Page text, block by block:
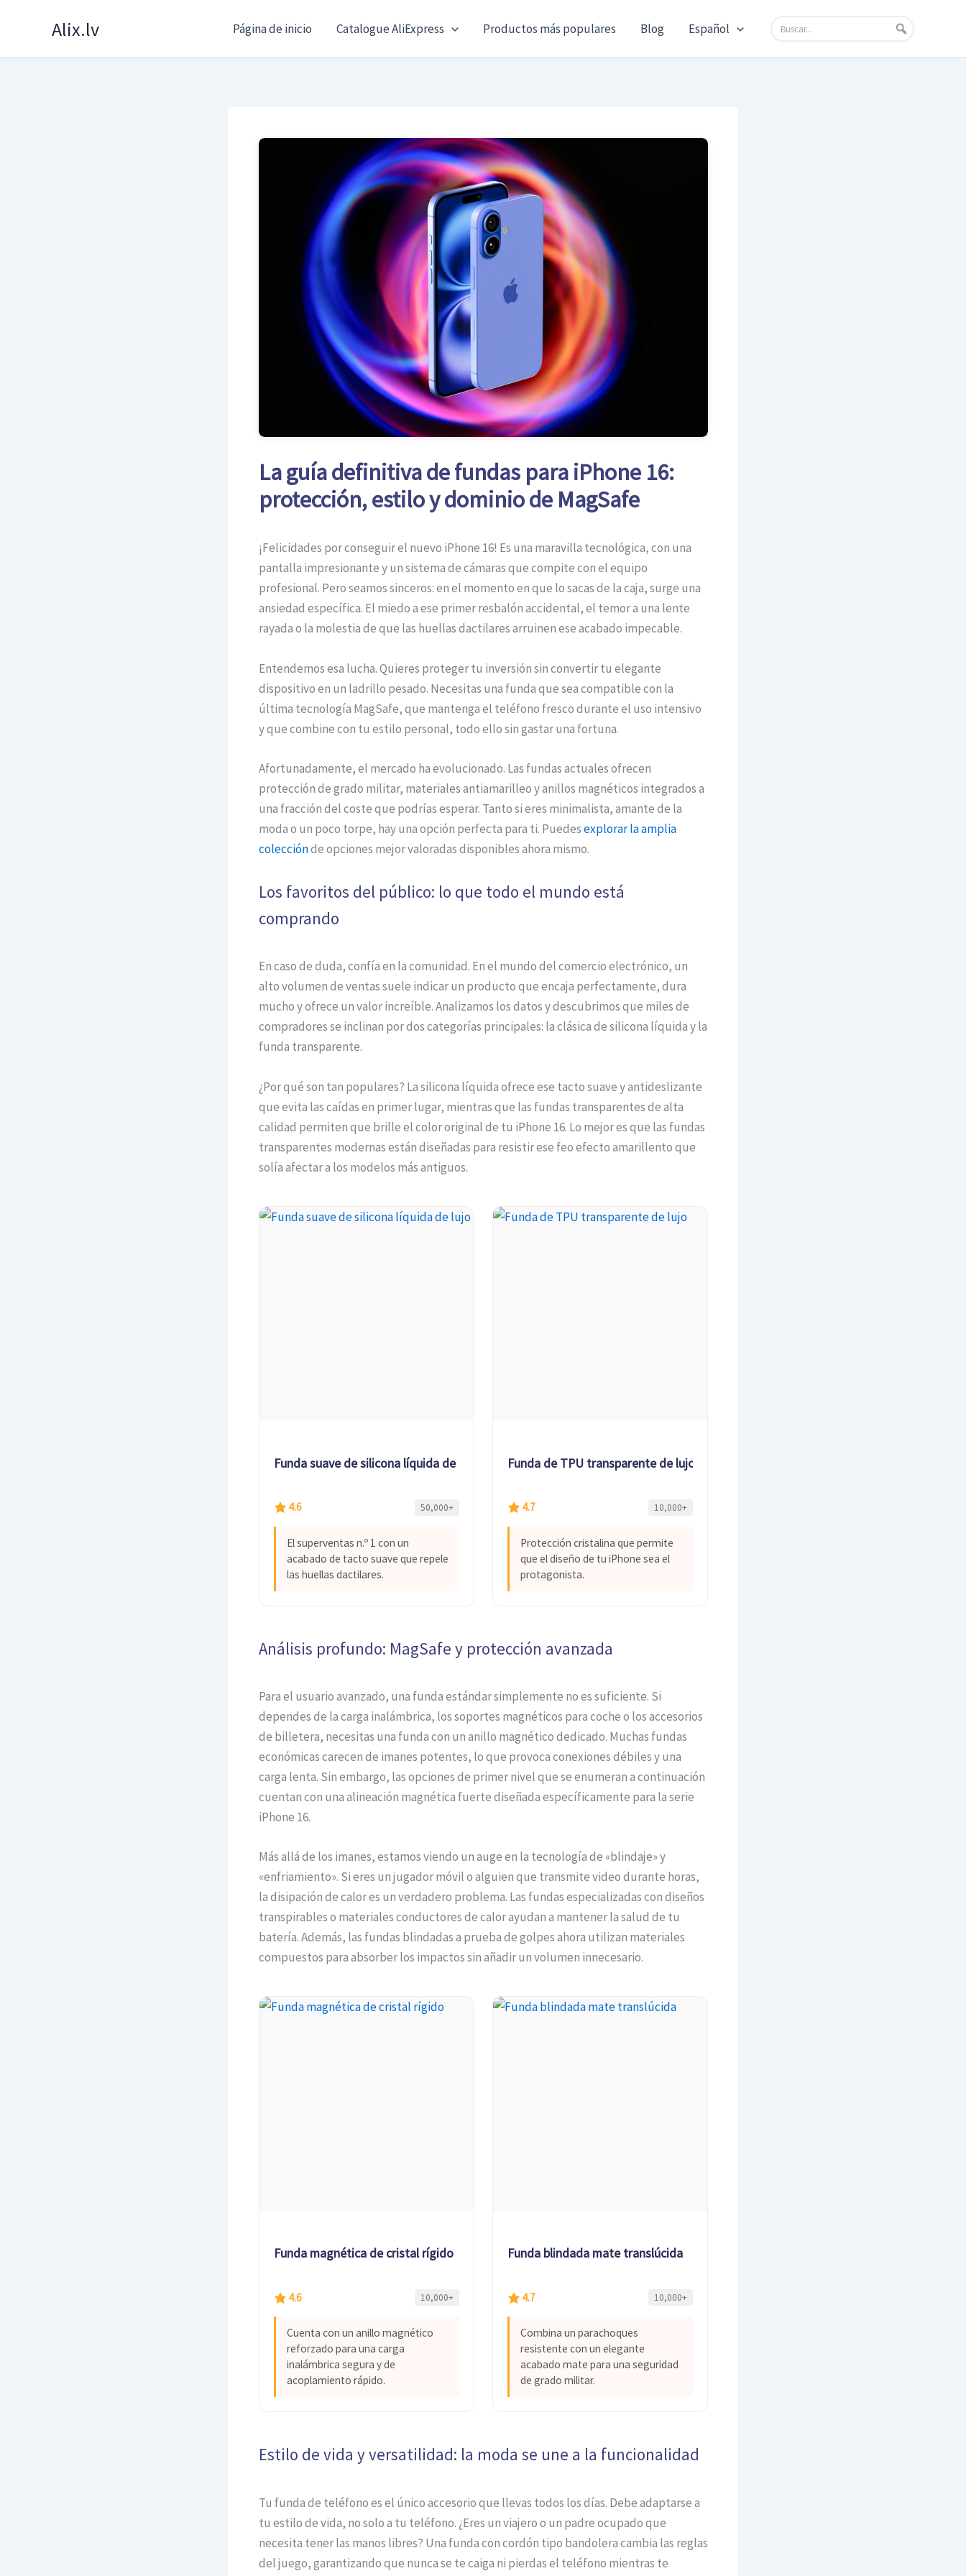
Alix.lv Página de inicio Catalogue AliExpress Productos más populares Blog Español
La guía definitiva de fundas para iPhone 16:
protección, estilo y dominio de MagSafe
¡Felicidades por conseguir el nuevo iPhone 16! Es una maravilla tecnológica, con una
pantalla impresionante y un sistema de cámaras que compite con el equipo
profesional. Pero seamos sinceros: en el momento en que lo sacas de la caja, surge una
ansiedad específica. El miedo a ese primer resbalón accidental, el temor a una lente
rayada o la molestia de que las huellas dactilares arruinen ese acabado impecable.
Entendemos esa lucha. Quieres proteger tu inversión sin convertir tu elegante
dispositivo en un ladrillo pesado. Necesitas una funda que sea compatible con la
última tecnología MagSafe, que mantenga el teléfono fresco durante el uso intensivo
y que combine con tu estilo personal, todo ello sin gastar una fortuna.
Afortunadamente, el mercado ha evolucionado. Las fundas actuales ofrecen
protección de grado militar, materiales antiamarilleo y anillos magnéticos integrados a
una fracción del coste que podrías esperar. Tanto si eres minimalista, amante de la
moda o un poco torpe, hay una opción perfecta para ti. Puedesexplorar la amplia
colecciónde opciones mejor valoradas disponibles ahora mismo.
Los favoritos del público: lo que todo el mundo está
comprando
En caso de duda, confía en la comunidad. En el mundo del comercio electrónico, un
alto volumen de ventas suele indicar un producto que encaja perfectamente, dura
mucho y ofrece un valor increíble. Analizamos los datos y descubrimos que miles de
compradores se inclinan por dos categorías principales: la clásica de silicona líquida y la
funda transparente.
¿Por qué son tan populares? La silicona líquida ofrece ese tacto suave y antideslizante
que evita las caídas en primer lugar, mientras que las fundas transparentes de alta
calidad permiten que brille el color original de tu iPhone 16. Lo mejor es que las fundas
transparentes modernas están diseñadas para resistir ese feo efecto amarillento que
solía afectar a los modelos más antiguos.
Funda suave de silicona líquida de lujo
4.6 50,000+
El superventas n.º 1 con un
acabado de tacto suave que repele
las huellas dactilares.
Funda de TPU transparente de lujo
4.7 10,000+
Protección cristalina que permite
que el diseño de tu iPhone sea el
protagonista.
Análisis profundo: MagSafe y protección avanzada
Para el usuario avanzado, una funda estándar simplemente no es suficiente. Si
dependes de la carga inalámbrica, los soportes magnéticos para coche o los accesorios
de billetera, necesitas una funda con un anillo magnético dedicado. Muchas fundas
económicas carecen de imanes potentes, lo que provoca conexiones débiles y una
carga lenta. Sin embargo, las opciones de primer nivel que se enumeran a continuación
cuentan con una alineación magnética fuerte diseñada específicamente para la serie
iPhone 16.
Más allá de los imanes, estamos viendo un auge en la tecnología de «blindaje» y
«enfriamiento». Si eres un jugador móvil o alguien que transmite video durante horas,
la disipación de calor es un verdadero problema. Las fundas especializadas con diseños
transpirables o materiales conductores de calor ayudan a mantener la salud de tu
batería. Además, las fundas blindadas a prueba de golpes ahora utilizan materiales
compuestos para absorber los impactos sin añadir un volumen innecesario.
Funda magnética de cristal rígido
4.6 10,000+
Cuenta con un anillo magnético
reforzado para una carga
inalámbrica segura y de
acoplamiento rápido.
Funda blindada mate translúcida
4.7 10,000+
Combina un parachoques
resistente con un elegante
acabado mate para una seguridad
de grado militar.
Estilo de vida y versatilidad: la moda se une a la funcionalidad
Tu funda de teléfono es el único accesorio que llevas todos los días. Debe adaptarse a
tu estilo de vida, no solo a tu teléfono. ¿Eres un viajero o un padre ocupado que
necesita tener las manos libres? Una funda con cordón tipo bandolera cambia las reglas
del juego, garantizando que nunca se te caiga ni pierdas el teléfono mientras te